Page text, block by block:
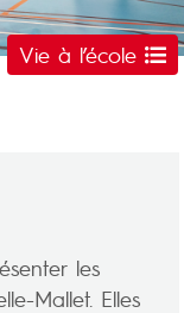
Vie à l’école
les
Mallet. Elles